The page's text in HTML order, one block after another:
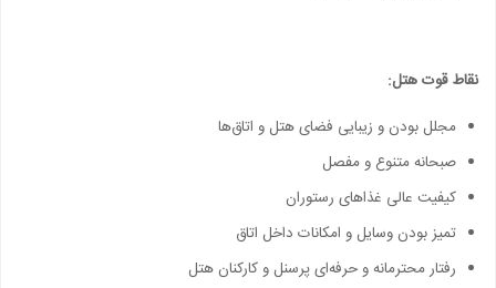
نقاط قوت هتل:
مجلل بودن و زیبایی فضای هتل و اتاق‌ها
صبحانه متنوع و مفصل
کیفیت عالی غذاهای رستوران
تمیز بودن وسایل و امکانات داخل اتاق
رفتار محترمانه و حرفه‌ای پرسنل و کارکنان هتل